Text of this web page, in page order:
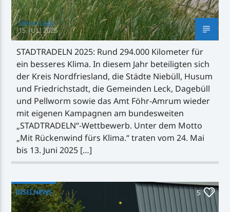
Stefan Gaul
15. JULI 2025
STADTRADELN 2025: Rund 294.000 Kilometer für
ein besseres Klima. In diesem Jahr beteiligten sich
der Kreis Nordfriesland, die Städte Niebüll, Husum
und Friedrichstadt, die Gemeinden Leck, Dagebüll
und Pellworm sowie das Amt Föhr-Amrum wieder
mit eigenen Kampagnen am bundesweiten
„STADTRADELN“-Wettbewerb. Unter dem Motto
„Mit Rückenwind fürs Klima.“ traten vom 24. Mai
bis 13. Juni 2025 […]
INSELNEWS 5